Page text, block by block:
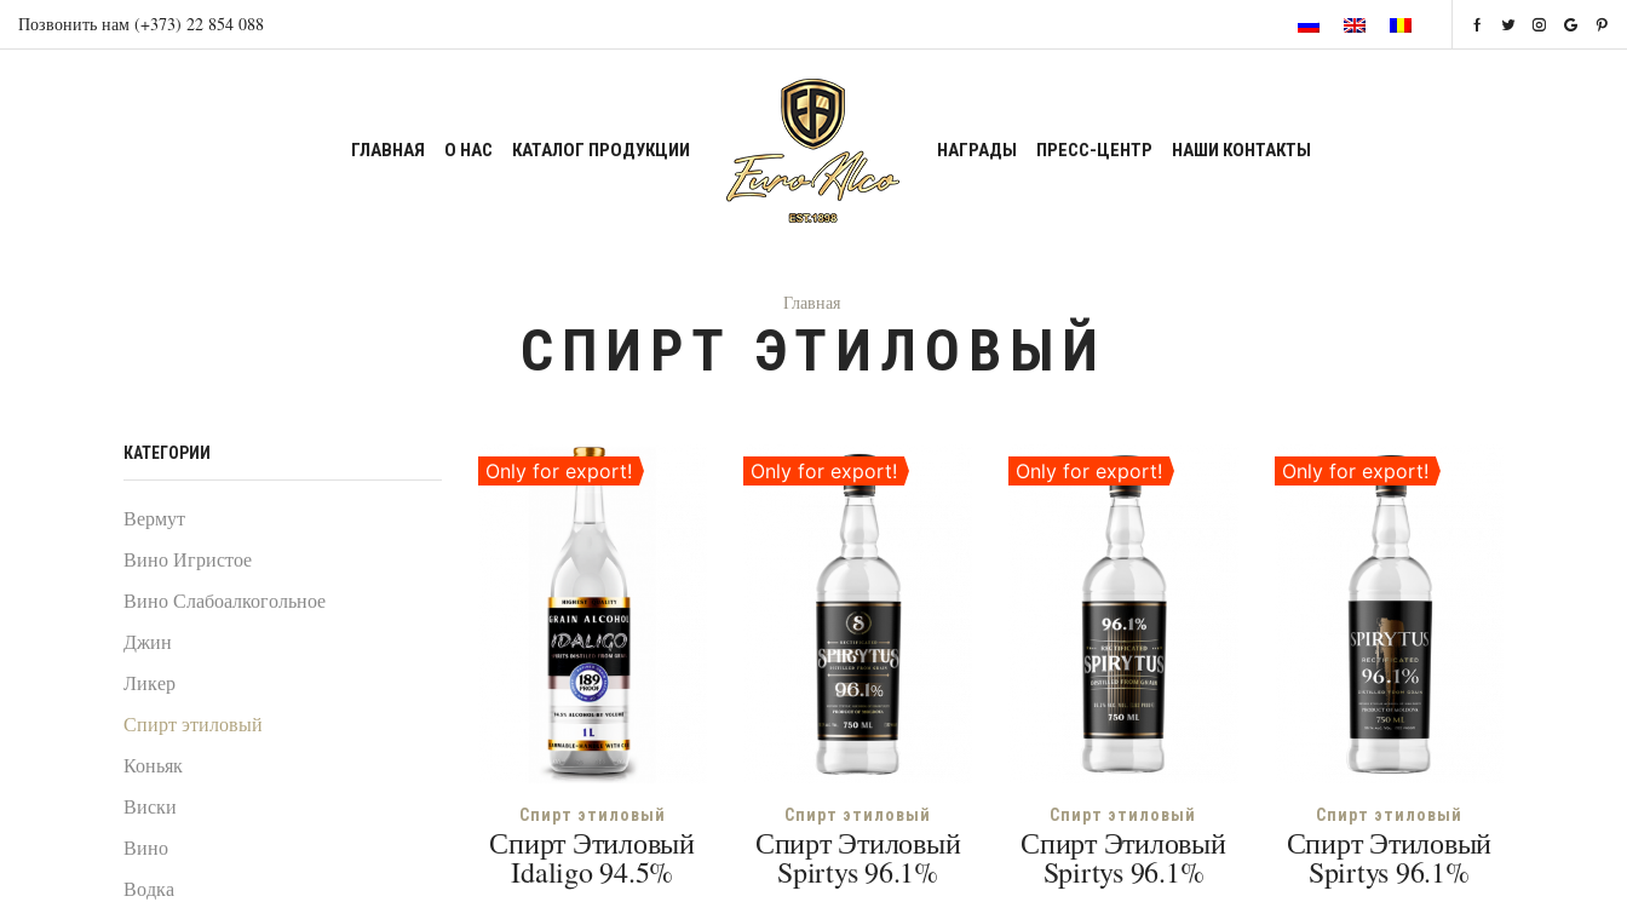
Позвонить нам (+373) 22 854 088
ГЛАВНАЯ О НАС КАТАЛОГ ПРОДУКЦИИ НАГРАДЫ ПРЕСС-ЦЕНТР НАШИ КОНТАКТЫ
Главная
СПИРТ ЭТИЛОВЫЙ
Only for export!
Спирт этиловый
Спирт Этиловый
Idaligo 94.5%
Only for export!
Спирт этиловый
Спирт Этиловый
Spirtys 96.1%
Only for export!
Спирт этиловый
Спирт Этиловый
Spirtys 96.1%
Only for export!
Спирт этиловый
Спирт Этиловый
Spirtys 96.1%
КАТЕГОРИИ
Вермут
Вино Игристое
Вино Слабоалкогольное
Джин
Ликер
Спирт этиловый
Коньяк
Виски
Вино
Водка